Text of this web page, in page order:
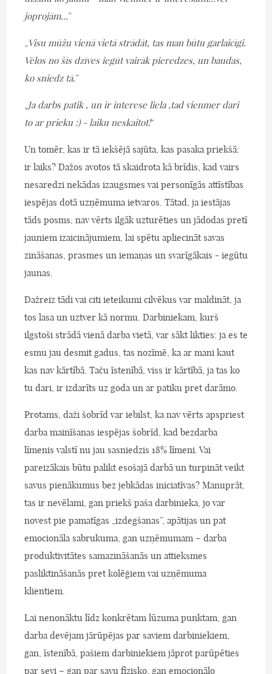
joprojām...”
„Visu mūžu vienā vietā strādāt, tas man būtu garlaicīgi.
Vēlos no šīs dzīves iegūt vairāk pieredzes, un baudas,
ko sniedz tā.”
„Ja darbs patik , un ir interese liela ,tad vienmer dari
to ar prieku :) - laiku neskaitot!“
Un tomēr, kas ir tā iekšējā sajūta, kas pasaka priekšā:
ir laiks? Dažos avotos tā skaidrota kā brīdis, kad vairs
nesaredzi nekādas izaugsmes vai personīgās attīstības
iespējas dotā uzņēmuma ietvaros. Tātad, ja iestājas
tāds posms, nav vērts ilgāk uzturēties un jādodas pretī
jauniem izaicinājumiem, lai spētu apliecināt savas
zināšanas, prasmes un iemaņas un svarīgākais - iegūtu
jaunas.
Dažreiz tādi vai citi ieteikumi cilvēkus var maldināt, ja
tos lasa un uztver kā normu. Darbiniekam, kurš
ilgstoši strādā vienā darba vietā, var sākt likties: ja es te
esmu jau desmit gadus, tas nozīmē, ka ar mani kaut
kas nav kārtībā. Taču īstenībā, viss ir kārtībā, ja tas ko
tu dari, ir izdarīts uz goda un ar patiku pret darāmo.
Protams, daži šobrīd var iebilst, ka nav vērts apspriest
darba mainīšanas iespējas šobrīd, kad bezdarba
līmenis valstī nu jau sasniedzis 18% līmeni. Vai
pareizākais būtu palikt esošajā darbā un turpināt veikt
savus pienākumus bez jebkādas iniciatīvas? Manuprāt,
tas ir nevēlami, gan priekš paša darbinieka, jo var
novest pie pamatīgas „izdegšanas”, apātijas un pat
emocionāla sabrukuma, gan uzņēmumam – darba
produktivitātes samazināšanās un attieksmes
pasliktināšanās pret kolēģiem vai uzņēmuma
klientiem.
Lai nenonāktu līdz konkrētam lūzuma punktam, gan
darba devējam jārūpējas par saviem darbiniekiem,
gan, īstenībā, pašiem darbiniekiem jāprot parūpēties
par sevi – gan par savu fizisko, gan emocionālo